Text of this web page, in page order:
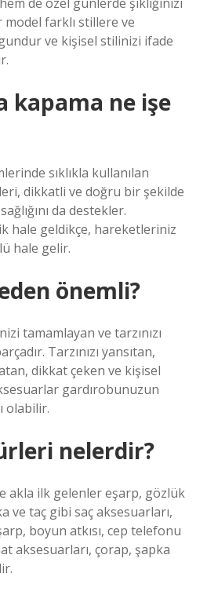
model farklı stillere ve
ve kişisel stilinizi ifade
kapama ne işe
sıklıkla kullanılan
dikkatli ve doğru bir şekilde
da destekler.
hale geldikçe, hareketleriniz
hale gelir.
önemli?
tamamlayan ve tarzınızı
Tarzınızı yansıtan,
dikkat çeken ve kişisel
gardırobunuzun
olabilir.
nelerdir?
akla ilk gelenler eşarp, gözlük
ve taç gibi saç aksesuarları,
boyun atkısı, cep telefonu
aksesuarları, çorap, şapka